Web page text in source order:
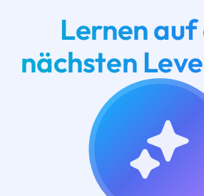
Lernen auf
nächsten